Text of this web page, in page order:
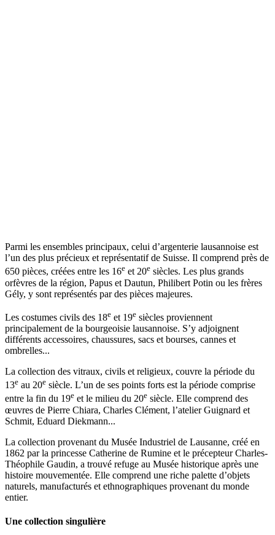
Parmi les ensembles principaux, celui d’argenterie lausannoise est
l’un des plus précieux et représentatif de Suisse. Il comprend près de
650 pièces, créées entre les 16e et 20e siècles. Les plus grands
orfèvres de la région, Papus et Dautun, Philibert Potin ou les frères
Gély, y sont représentés par des pièces majeures.
Les costumes civils des 18e et 19e siècles proviennent
principalement de la bourgeoisie lausannoise. S’y adjoignent
différents accessoires, chaussures, sacs et bourses, cannes et
ombrelles...
La collection des vitraux, civils et religieux, couvre la période du
13e au 20e siècle. L’un de ses points forts est la période comprise
entre la fin du 19e et le milieu du 20e siècle. Elle comprend des
œuvres de Pierre Chiara, Charles Clément, l’atelier Guignard et
Schmit, Eduard Diekmann...
La collection provenant du Musée Industriel de Lausanne, créé en
1862 par la princesse Catherine de Rumine et le précepteur Charles-
Théophile Gaudin, a trouvé refuge au Musée historique après une
histoire mouvementée. Elle comprend une riche palette d’objets
naturels, manufacturés et ethnographiques provenant du monde
entier.
Une collection singulière